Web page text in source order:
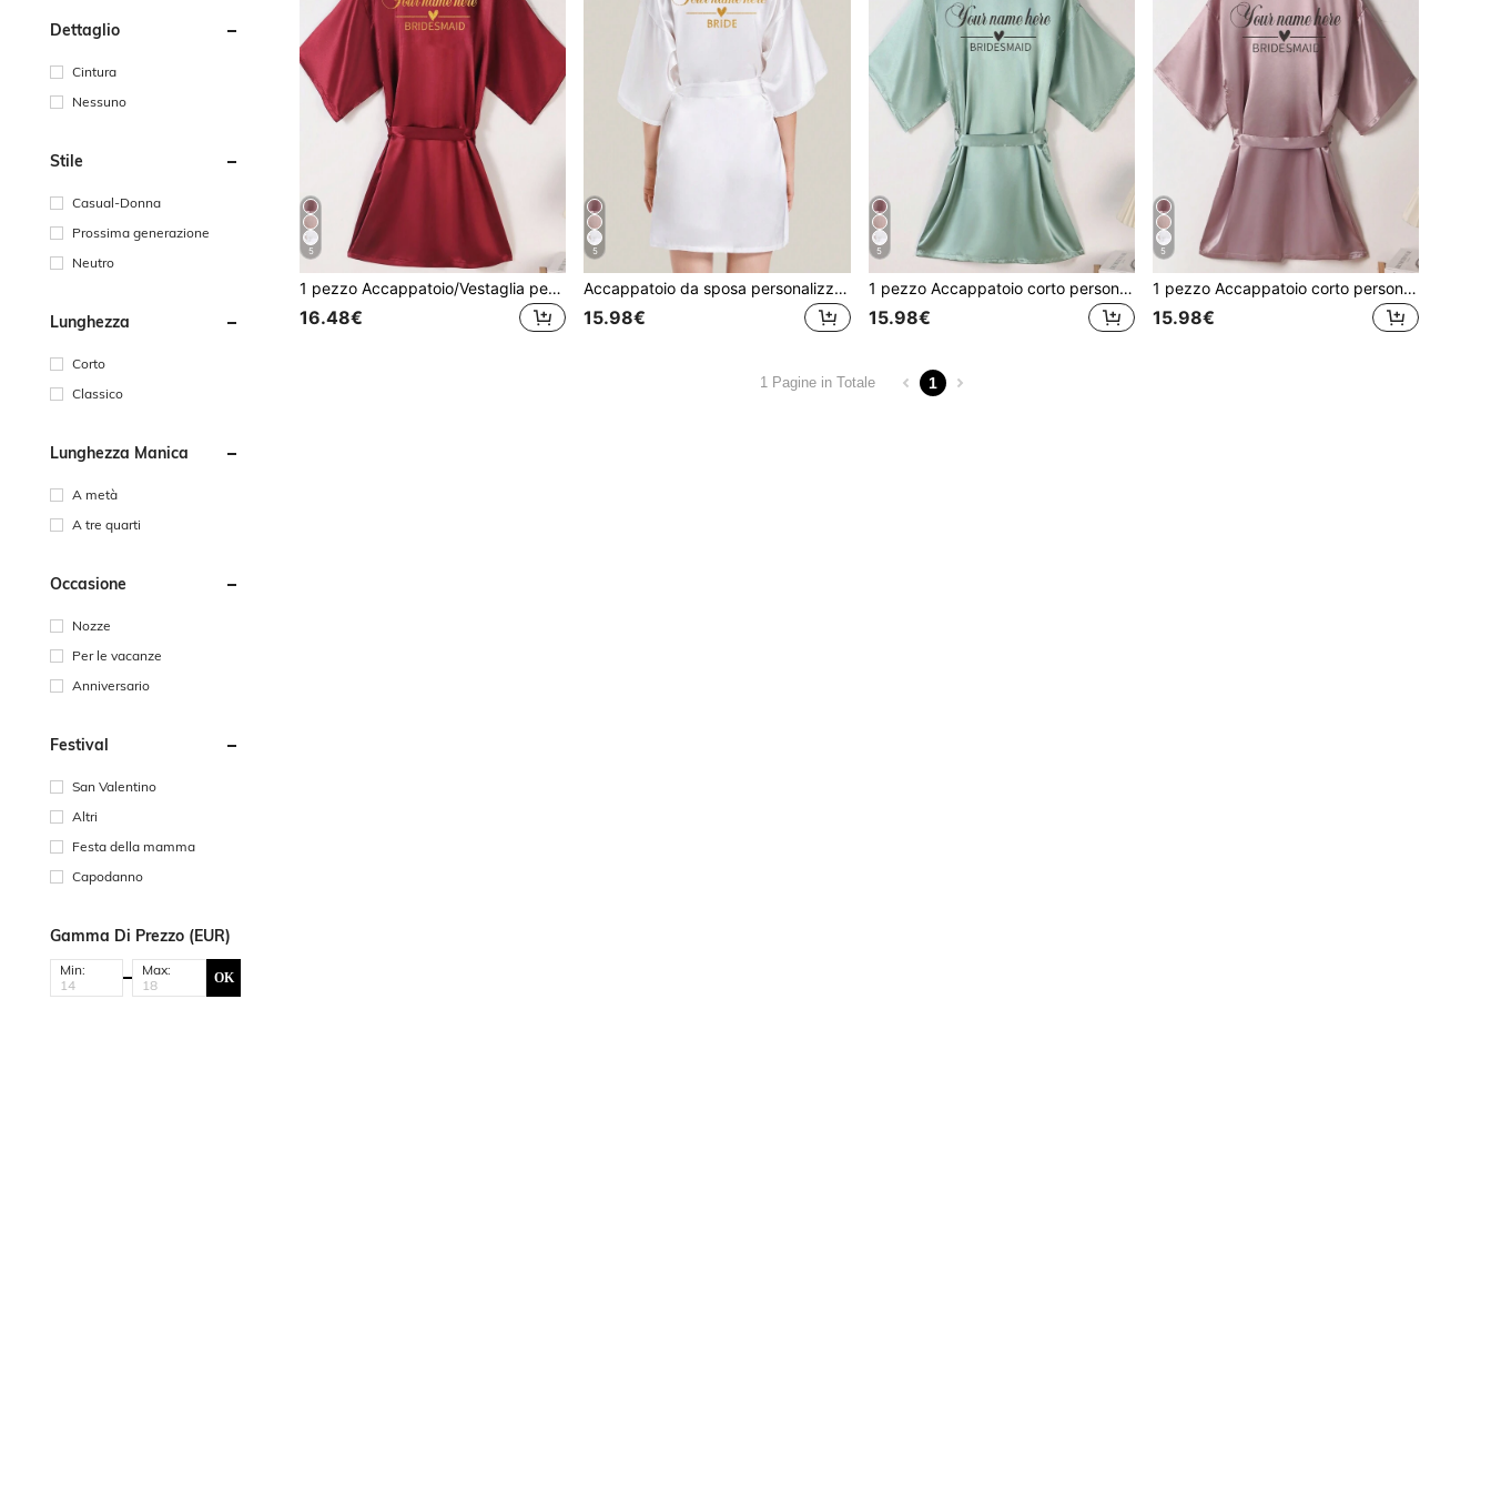
Dettaglio
Cintura
Nessuno
Stile
Casual-Donna
Prossima generazione
Neutro
Lunghezza
Corto
Classico
Lunghezza Manica
A metà
A tre quarti
Occasione
Nozze
Per le vacanze
Anniversario
Festival
San Valentino
Altri
Festa della mamma
Capodanno
Gamma Di Prezzo (EUR)
Min: Max: OK
5
1 pezzo Accappatoio/Vestaglia personalizzato con stampa glitterata per damigella d'onore, personalizzato, unico, regali per donne, regali ideali per lei, amiche, per matrimoni, vacanze, anniversari, compleanni, colorato, carino, fidanzata, coordinato per coppie, regalo per addio al nubilato
16.48€
5
Accappatoio da sposa personalizzato con stampa del nome glitterato, pigiama da donna personalizzato per matrimoni, accappatoio intimo con monogramma, regalo per damigella d'onore
15.98€
5
1 pezzo Accappatoio corto personalizzato per damigella d'onore con nome, regali personalizzati accoglienti per le donne, regali ideali per lei, per matrimoni, per vacanze, per anniversari, per compleanni, colorato, carino, fidanzata, famiglia, amici, regalo per addio al nubilato, festa di addio al nubilato
15.98€
5
1 pezzo Accappatoio corto personalizzato per damigella d'onore con stampa a trasferimento di calore, set pigiama da notte da donna, regalo per matrimoni e anniversari
15.98€
1 Pagine in Totale 1